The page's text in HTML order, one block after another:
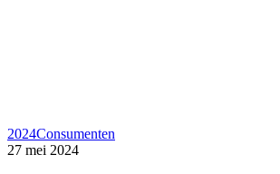
2024Consumenten
27 mei 2024